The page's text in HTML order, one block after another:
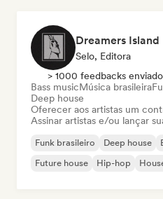
Dreamers
Selo, Editora
> 1000 feedbacks
Bass musicMúsica brasileira
Deep house
Oferecer aos artistas um
Assinar artistas e/ou lançar
Funk brasileiro Deep house
Future house
Hip-hop